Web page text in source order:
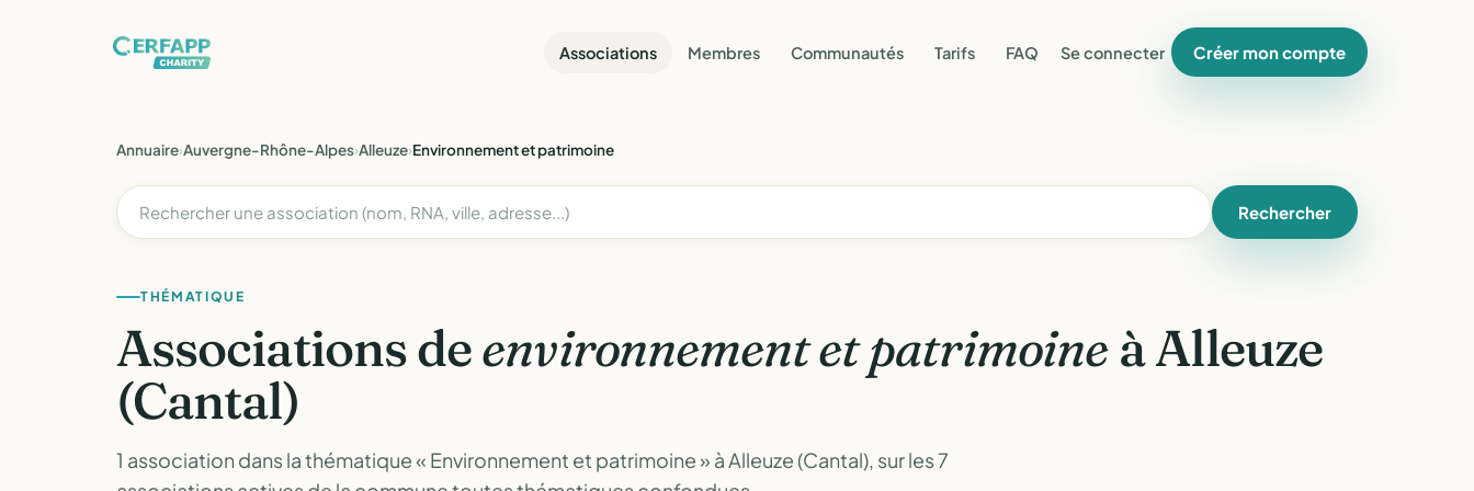
Associations Membres Communautés Tarifs FAQ Se connecter Créer mon compte
Annuaire›Auvergne-Rhône-Alpes›Alleuze›Environnement et patrimoine
Rechercher
THÉMATIQUE
Associations deenvironnement et patrimoineà Alleuze
(Cantal)
1 association dans la thématique « Environnement et patrimoine » à Alleuze (Cantal), sur les 7